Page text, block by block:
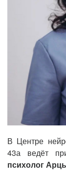
В Центре
43а ведёт
психолог